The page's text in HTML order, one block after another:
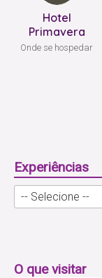
Hotel
Primavera
Onde se hospedar
Experiências
O que visitar